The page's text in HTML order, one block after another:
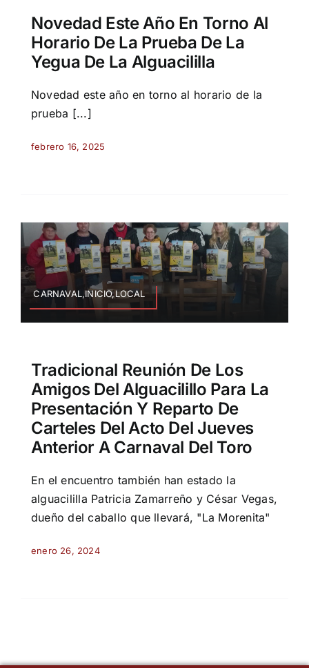
Novedad Este Año En Torno Al
Horario De La Prueba De La
Yegua De La Alguacililla
Novedad este año en torno al horario de la
prueba [...]
febrero 16, 2025
CARNAVAL,INICIO,LOCAL
Tradicional Reunión De Los
Amigos Del Alguacilillo Para La
Presentación Y Reparto De
Carteles Del Acto Del Jueves
Anterior A Carnaval Del Toro
En el encuentro también han estado la
alguacililla Patricia Zamarreño y César Vegas,
dueño del caballo que llevará, "La Morenita"
enero 26, 2024